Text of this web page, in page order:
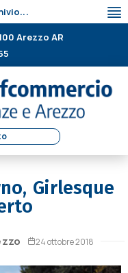
Arezzo AR
Girlesque
24 ottobre 2018